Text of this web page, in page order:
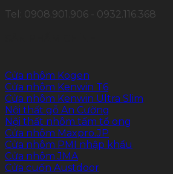
Tel: 0908.901.906 - 0932.116.368
Cửa nhôm Kogen
Cửa nhôm Kenwin T6
Cửa nhôm Kenwin Ultra Slim
Nội thất gỗ An Cường
Nội thất nhôm tấm tổ ong
Cửa nhôm Maxpro.JP
Cửa nhôm PMI nhập khẩu
Cửa nhôm JMA
Cửa cuốn Austdoor